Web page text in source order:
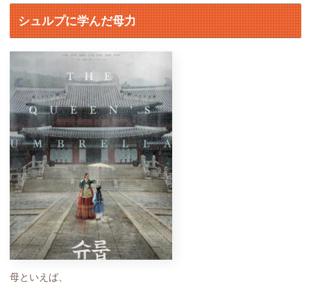
シュルプに学んだ母力
母といえば、